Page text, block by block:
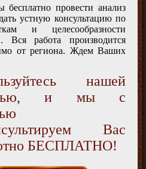
провести анализ
устную консультацию по
и целесообразности
Вся работа производится
от региона. Ждем Ваших
нашей
и мы с
Вас
БЕСПЛАТНО!